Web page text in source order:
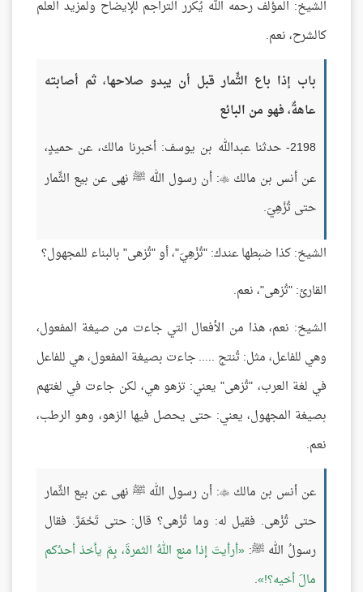
الشيخ: المؤلف رحمه الله يُكرر التراجم للإيضاح ولمزيد العلم
كالشرح، نعم.
باب إذا باع الثِّمار قبل أن يبدو صلاحها، ثم أصابته
عاهةٌ، فهو من البائع
2198- حدثنا عبدالله بن يوسف: أخبرنا مالك، عن حميدٍ،
عن أنس بن مالك : أن رسول الله ﷺ نهى عن بيع الثِّمار
حتى تُزْهِيَ.
الشيخ: كذا ضبطها عندك: "تُزْهِيَ"، أو "تُزهى" بالبناء للمجهول؟
القارئ: "تُزهى"، نعم.
الشيخ: نعم، هذا من الأفعال التي جاءت من صيغة المفعول،
وهي للفاعل، مثل: تُنتج ..... جاءت بصيغة المفعول، هي للفاعل
في لغة العرب، "تُزهى" يعني: تزهو هي، لكن جاءت في لغتهم
بصيغة المجهول، يعني: حتى يحصل فيها الزهو، وهو الرطب،
نعم.
عن أنس بن مالك : أن رسول الله ﷺ نهى عن بيع الثِّمار
حتى تُزْهى. فقيل له: وما تُزْهى؟ قال: حتى تَحْمَرَّ. فقال
رسولُ الله ﷺ: أرأيتَ إذا منع اللهُ الثمرةَ، بِمَ يأخذ أحدُكم
مالَ أخيه؟! .